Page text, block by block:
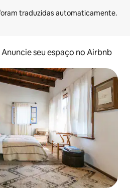
Anuncie seu espaço no Airbnb